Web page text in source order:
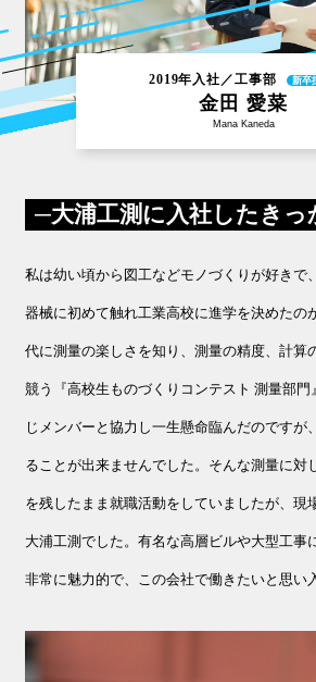
2019年入社／工事部 新卒
金田 愛菜
Mana Kaneda
大浦工測に入社したきっ
私は幼い頃から図工などモノづくりが好きで
器械に初めて触れ工業高校に進学を決めたの
代に測量の楽しさを知り、測量の精度、計算
競う『高校生ものづくりコンテスト 測量部門
じメンバーと協力し一生懸命臨んだのですが
ることが出来ませんでした。そんな測量に対
を残したまま就職活動をしていましたが、現
大浦工測でした。有名な高層ビルや大型工事
非常に魅力的で、この会社で働きたいと思い